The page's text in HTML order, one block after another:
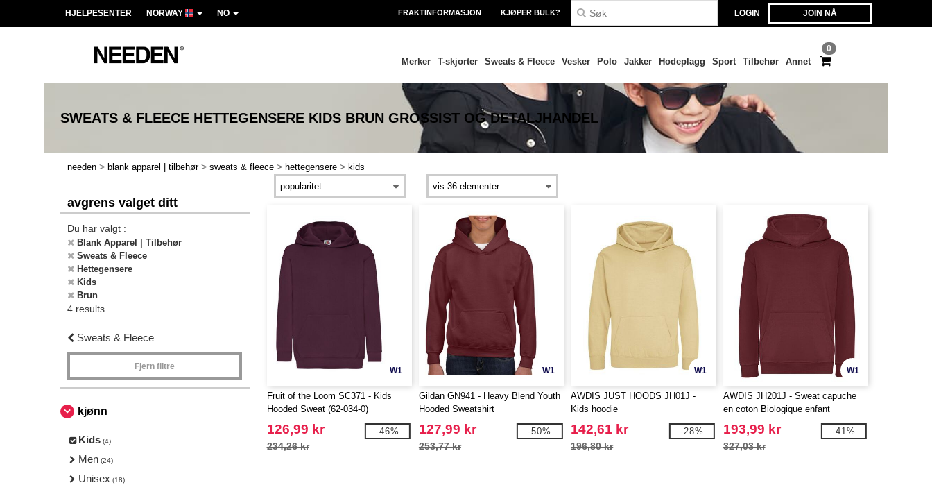
LOGIN JOIN NÅ
HJELPESENTER NORWAY NO FRAKTINFORMASJON KJØPER BULK?
0
Merker T-skjorter Sweats & Fleece Vesker Polo Jakker Hodeplagg Sport Tilbehør Annet
SWEATS & FLEECE HETTEGENSERE KIDS BRUN GROSSIST OG DETALJHANDEL
needen > blank apparel | tilbehør > sweats & fleece > hettegensere > kids
avgrens valget ditt
Du har valgt :
Blank Apparel | Tilbehør
Sweats & Fleece
Hettegensere
Kids
Brun
4 results.
Sweats & Fleece
Fjern filtre
kjønn
Kids (4)
Men (24)
Unisex (18)
W1
Fruit of the Loom SC371 - Kids
Hooded Sweat (62-034-0)
126,99 kr
234,26 kr
-46%
W1
Gildan GN941 - Heavy Blend Youth
Hooded Sweatshirt
127,99 kr
253,77 kr
-50%
W1
AWDIS JUST HOODS JH01J -
Kids hoodie
142,61 kr
196,80 kr
-28%
W1
AWDIS JH201J - Sweat capuche
en coton Biologique enfant
193,99 kr
327,03 kr
-41%